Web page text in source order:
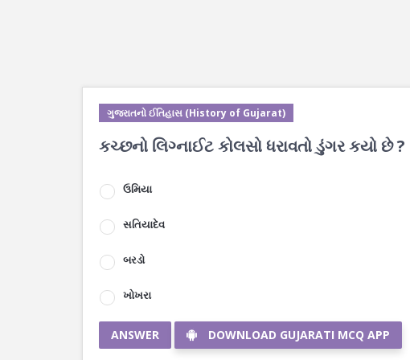
ગુજરાતનો ઈતિહાસ (History of Gujarat)
કચ્છનો લિગ્નાઈટ કોલસો ધરાવતો ડુંગર કયો છે ?
ઉમિયા
સતિયાદેવ
બરડો
ખોખરા
ANSWER DOWNLOAD GUJARATI MCQ APP